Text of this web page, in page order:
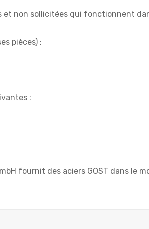
non sollicitées qui fonctionnent
pièces) ;
:
fournit des aciers GOST dans le